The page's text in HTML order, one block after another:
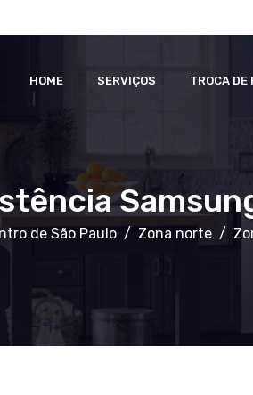
HOME SERVIÇOS TROCA DE
de São Paulo Zona norte